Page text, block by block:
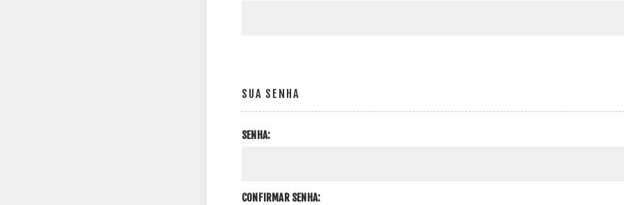
SUA SENHA
SENHA:
CONFIRMAR SENHA: